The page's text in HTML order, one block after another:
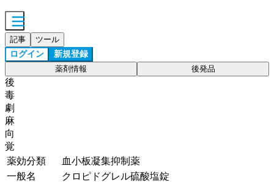
記事 ツール
ログイン 新規登録
薬剤情報 後発品
後
毒
劇
麻
向
覚
薬効分類
血小板凝集抑制薬
一般名
クロピドグレル硫酸塩錠